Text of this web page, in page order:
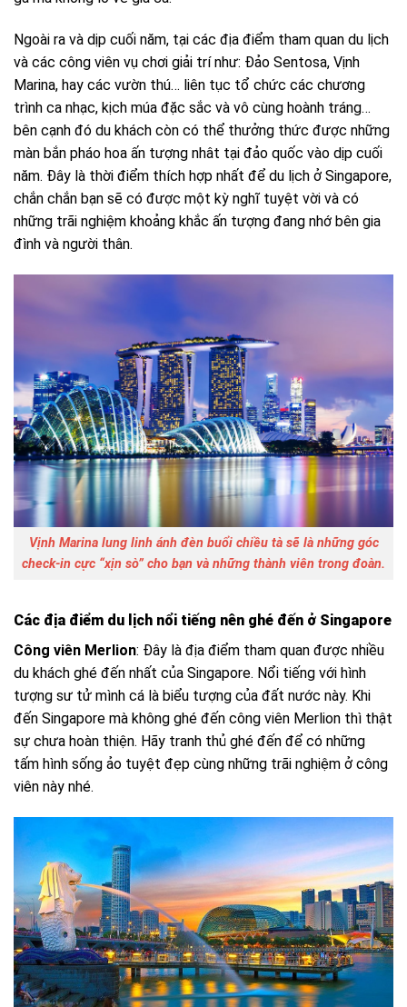
Ngoài ra và dịp cuối năm, tại các địa điểm tham quan du lịch
và các công viên vụ chơi giải trí như: Đảo Sentosa, Vịnh
Marina, hay các vườn thú… liên tục tổ chức các chương
trình ca nhạc, kịch múa đặc sắc và vô cùng hoành tráng…
bên cạnh đó du khách còn có thể thưởng thức được những
màn bắn pháo hoa ấn tượng nhât tại đảo quốc vào dịp cuối
năm. Đây là thời điểm thích hợp nhất để du lịch ở Singapore,
chắn chắn bạn sẽ có được một kỳ nghĩ tuyệt vời và có
những trãi nghiệm khoảng khắc ấn tượng đang nhớ bên gia
đình và người thân.
Vịnh Marina lung linh ánh đèn buổi chiều tà sẽ là những góc
check-in cực “xịn sò” cho bạn và những thành viên trong đoàn.
Các địa điểm du lịch nổi tiếng nên ghé đến ở Singapore
Công viên Merlion: Đây là địa điểm tham quan được nhiều
du khách ghé đến nhất của Singapore. Nổi tiếng với hình
tượng sư tử mình cá là biểu tượng của đất nước này. Khi
đến Singapore mà không ghé đến công viên Merlion thì thật
sự chưa hoàn thiện. Hãy tranh thủ ghé đến để có những
tấm hình sống ảo tuyệt đẹp cùng những trãi nghiệm ở công
viên này nhé.